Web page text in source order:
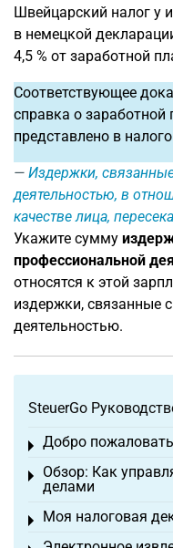
Швейцарский налог у
в немецкой
4,5 % от заработной
Соответствующее
справка о
представлено в
Издержки,
деятельностью, в
качестве лица,
Укажите сумму
профессиональной
относятся к этой
издержки, связанные
деятельностью.
SteuerGo
Добро
Toggle menu
Обзор: Как
делами
Toggle menu
Моя налоговая
Toggle menu